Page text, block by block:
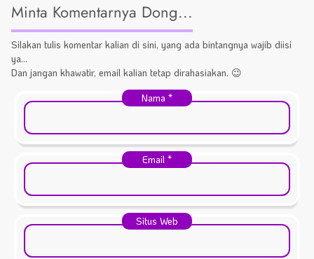
Minta Komentarnya Dong...
Silakan tulis komentar kalian di sini, yang ada bintangnya wajib diisi
ya...
Dan jangan khawatir, email kalian tetap dirahasiakan. 😉
Nama *
Email *
Situs Web